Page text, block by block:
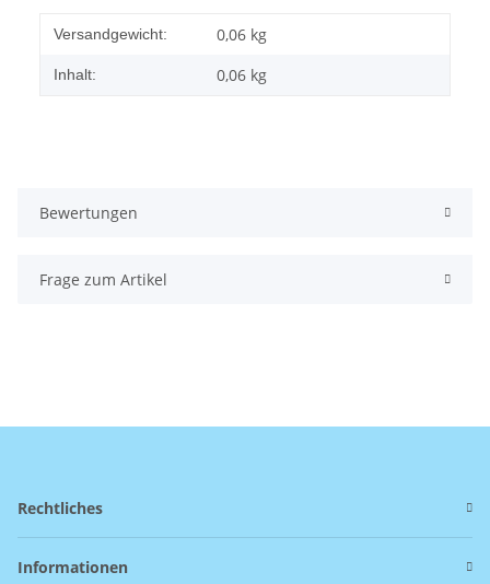
Versandgewicht: 0,06 kg
Inhalt: 0,06 kg
Bewertungen
Frage zum Artikel
Rechtliches
Informationen